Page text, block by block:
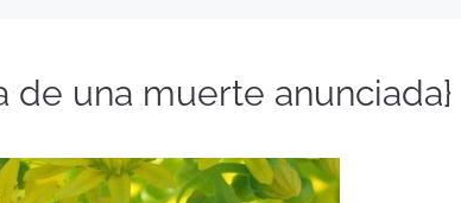
de una muerte anunciada}